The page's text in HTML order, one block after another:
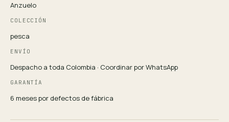
Anzuelo
COLECCIÓN
pesca
ENVÍO
Despacho a toda Colombia · Coordinar por WhatsApp
GARANTÍA
6 meses por defectos de fábrica